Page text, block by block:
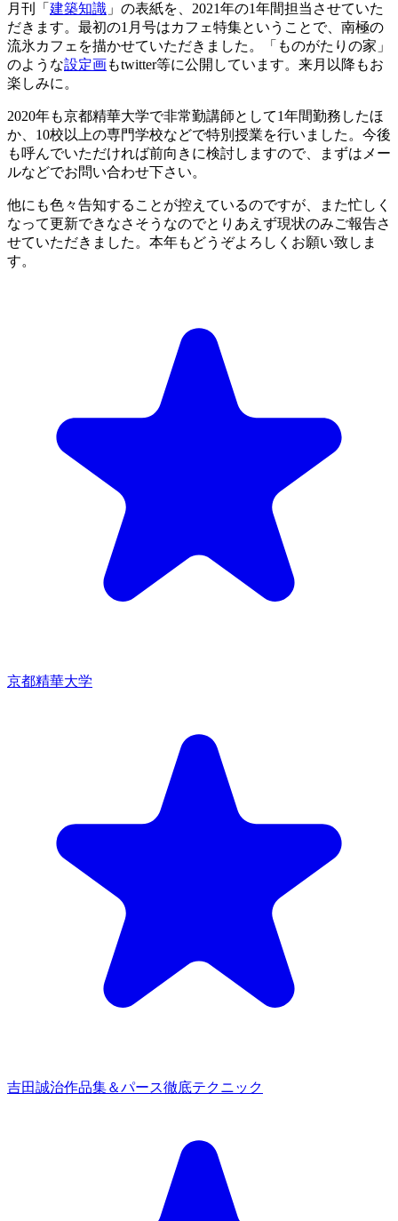
月刊「 建築知識 」の表紙を、2021年の1年間担当させていた
だきます。最初の1月号はカフェ特集ということで、南極の
流氷カフェを描かせていただきました。「ものがたりの家」
のような設定画もtwitter等に公開しています。来月以降もお
楽しみに。
2020年も京都精華大学で非常勤講師として1年間勤務したほ
か、10校以上の専門学校などで特別授業を行いました。今後
も呼んでいただければ前向きに検討しますので、まずはメー
ルなどでお問い合わせ下さい。
他にも色々告知することが控えているのですが、また忙しく
なって更新できなさそうなのでとりあえず現状のみご報告さ
せていただきました。本年もどうぞよろしくお願い致しま
す。
京都精華大学
吉田誠治作品集＆パース徹底テクニック